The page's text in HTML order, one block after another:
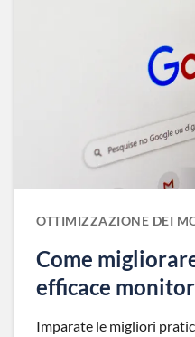
OTTIMIZZAZIONE DEI
Come
efficace
Imparate le migliori